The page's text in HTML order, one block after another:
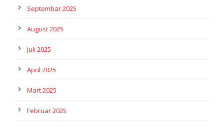
Septembar 2025
August 2025
Juli 2025
April 2025
Mart 2025
Februar 2025